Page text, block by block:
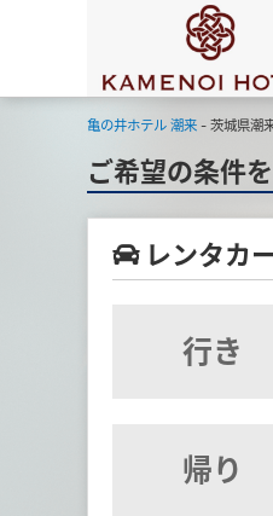
亀の井ホテル 潮来 - 茨城県潮
ご希望の条件
レンタカ
行き
帰り